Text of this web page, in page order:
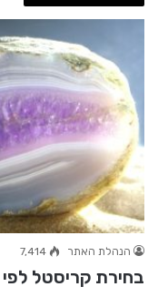
הנהלת האתר 7,414
בחירת קריסטל